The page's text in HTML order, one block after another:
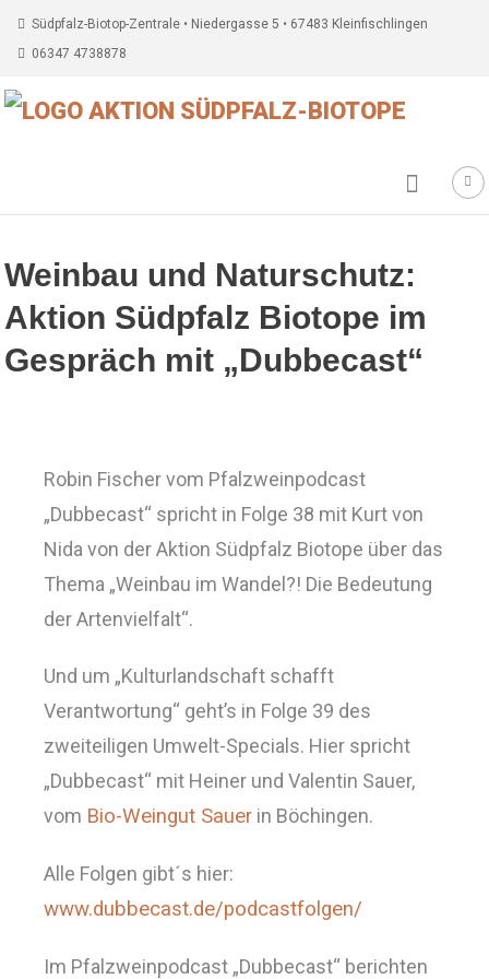
Südpfalz-Biotop-Zentrale • Niedergasse 5 • 67483 Kleinfischlingen
06347 4738878
Weinbau und Naturschutz:
Aktion Südpfalz Biotope im
Gespräch mit „Dubbecast“
Robin Fischer vom Pfalzweinpodcast
„Dubbecast“ spricht in Folge 38 mit Kurt von
Nida von der Aktion Südpfalz Biotope über das
Thema „Weinbau im Wandel?! Die Bedeutung
der Artenvielfalt“.
Und um „Kulturlandschaft schafft
Verantwortung“ geht’s in Folge 39 des
zweiteiligen Umwelt-Specials. Hier spricht
„Dubbecast“ mit Heiner und Valentin Sauer,
vom Bio-Weingut Sauerin Böchingen.
Alle Folgen gibt´s hier:
www.dubbecast.de/podcastfolgen/
Im Pfalzweinpodcast „Dubbecast“ berichten